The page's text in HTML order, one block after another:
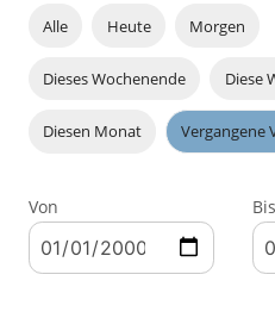
Alle Heute Morgen
Dieses Wochenende Diese
Diesen Monat Vergangene
Von Bis